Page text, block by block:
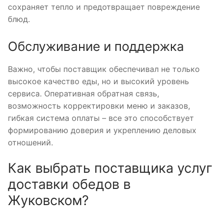
сохраняет тепло и предотвращает повреждение
блюд.
Обслуживание и поддержка
Важно, чтобы поставщик обеспечивал не только
высокое качество еды, но и высокий уровень
сервиса. Оперативная обратная связь,
возможность корректировки меню и заказов,
гибкая система оплаты – все это способствует
формированию доверия и укреплению деловых
отношений.
Как выбрать поставщика услуг
доставки обедов в
Жуковском?